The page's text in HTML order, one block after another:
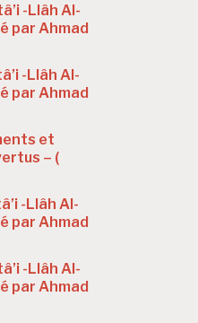
-Llâh Al-
par Ahmad
-Llâh Al-
par Ahmad
et
– (
-Llâh Al-
par Ahmad
-Llâh Al-
par Ahmad